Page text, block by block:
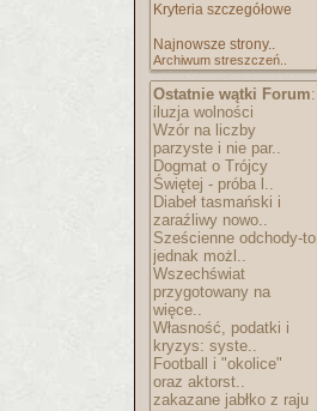
Kryteria szczegółowe
Najnowsze strony..
Archiwum streszczeń..
Ostatnie wątki Forum:
iluzja wolności
Wzór na liczby
parzyste i nie par..
Dogmat o Trójcy
Świętej - próba l..
Diabeł tasmański i
zaraźliwy nowo..
Sześcienne odchody-to
jednak możl..
Wszechświat
przygotowany na
więce..
Własność, podatki i
kryzys: syste..
Football i "okolice"
oraz aktorst..
zakazane jabłko z raju